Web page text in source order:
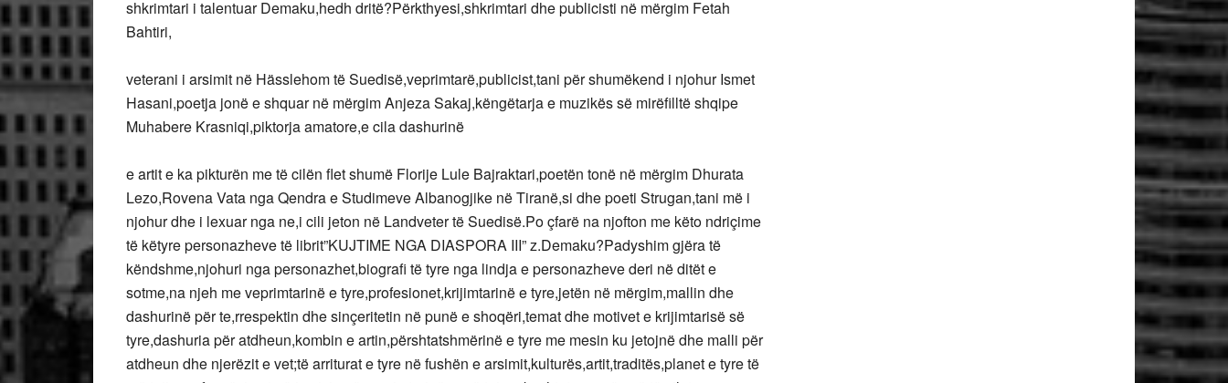
shkrimtari i talentuar Demaku,hedh dritë?Përkthyesi,shkrimtari dhe publicisti në mërgim Fetah
Bahtiri,
veterani i arsimit në Hässlehom të Suedisë,veprimtarë,publicist,tani për shumëkend i njohur Ismet
Hasani,poetja jonë e shquar në mërgim Anjeza Sakaj,këngëtarja e muzikës së mirëfilltë shqipe
Muhabere Krasniqi,piktorja amatore,e cila dashurinë
e artit e ka pikturën me të cilën flet shumë Florije Lule Bajraktari,poetën tonë në mërgim Dhurata
Lezo,Rovena Vata nga Qendra e Studimeve Albanogjike në Tiranë,si dhe poeti Strugan,tani më i
njohur dhe i lexuar nga ne,i cili jeton në Landveter të Suedisë.Po çfarë na njofton me këto ndriçime
të këtyre personazheve të librit”KUJTIME NGA DIASPORA III” z.Demaku?Padyshim gjëra të
këndshme,njohuri nga personazhet,biografi të tyre nga lindja e personazheve deri në ditët e
sotme,na njeh me veprimtarinë e tyre,profesionet,krijimtarinë e tyre,jetën në mërgim,mallin dhe
dashurinë për te,rrespektin dhe sinçeritetin në punë e shoqëri,temat dhe motivet e krijimtarisë së
tyre,dashuria për atdheun,kombin e artin,përshtatshmërinë e tyre me mesin ku jetojnë dhe malli për
atdheun dhe njerëzit e vet;të arriturat e tyre në fushën e arsimit,kulturës,artit,traditës,planet e tyre të